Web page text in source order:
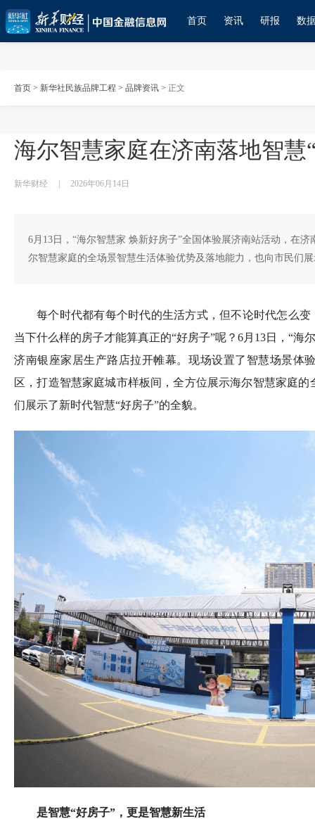
首页 资讯 研报 数
首页 > 新华社民族品牌工程 > 品牌资讯 > 正文
海尔智慧家庭在济南落地智慧
新华财经 2026年06月14日
6月13日，“海尔智慧家 焕新好房子”全国体验展济南站活动，在
尔智慧家庭的全场景智慧生活体验优势及落地能力，也向市民们
每个时代都有每个时代的生活方式，但不论时代怎么
当下什么样的房子才能算真正的“好房子”呢？6月13日，“海
济南银座家居生产路店拉开帷幕。现场设置了智慧场景体
区，打造智慧家庭城市样板间，全方位展示海尔智慧家庭
们展示了新时代智慧“好房子”的全貌。
是智慧“好房子”，更是智慧新生活